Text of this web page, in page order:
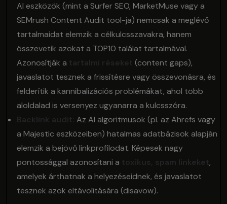
AI eszközök (mint a Surfer SEO, MarketMuse vagy a
SEMrush Content Audit tool-ja) nemcsak a meglévő
tartalmaidat elemzik a célkulcsszavakra, hanem
összevetik azokat a TOP10 találat tartalmával.
Azonosítják a
tartalmi réseket
(content gaps),
javaslatot tesznek a frissítésre vagy összevonásra, és
felderítik a kannibalizációs problémákat, ahol több
aloldalad is versenyez ugyanarra a kulcsszóra.
Backlink audit:
Az AI algoritmusok (pl. az Ahrefs vagy
a Majestic eszközeiben) hatalmas adatbázisok alapján
elemzik a bejövő linkprofilodat. Képesek nagy
pontossággal azonosítani a
toxikus, spam linkeket ,
amelyek árthatnak a helyezéseidnek, és javaslatot
tesznek azok eltávolítására (disavow).